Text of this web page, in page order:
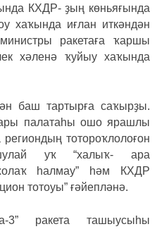
КХДР- ҙың көньяғында
хаҡында иғлан иткәндән
ракетаға ҡаршы
хәленә ҡуйыу хаҡында
баш тартырға саҡырҙы.
палатаһы ошо ярашлы
тотороҡлолоғон
уҡ “халыҡ- ара
һалмау” һәм КХДР
тотоуы” ғәйепләнә.
3” ракета ташыусыһы